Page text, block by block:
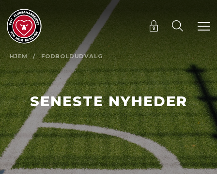
HJEM / FODBOLDUDVALG
SENESTE NYHEDER